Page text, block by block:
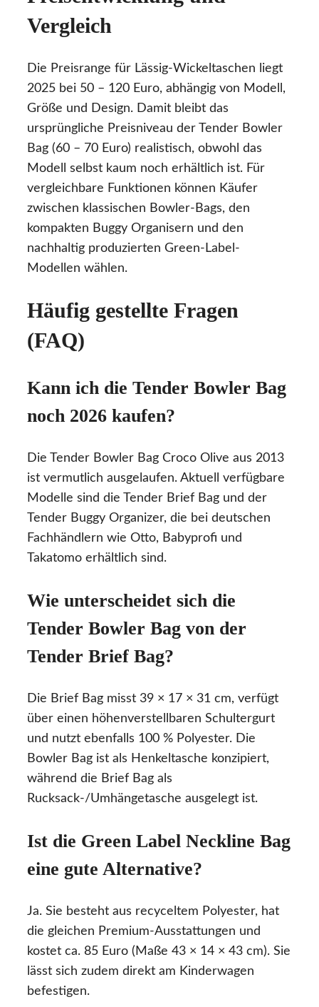
Vergleich
Die Preisrange für Lässig-Wickeltaschen liegt
2025 bei 50 – 120 Euro, abhängig von Modell,
Größe und Design. Damit bleibt das
ursprüngliche Preisniveau der Tender Bowler
Bag (60 – 70 Euro) realistisch, obwohl das
Modell selbst kaum noch erhältlich ist. Für
vergleichbare Funktionen können Käufer
zwischen klassischen Bowler-Bags, den
kompakten Buggy Organisern und den
nachhaltig produzierten Green-Label-
Modellen wählen.
Häufig gestellte Fragen
(FAQ)
Kann ich die Tender Bowler Bag
noch 2026 kaufen?
Die Tender Bowler Bag Croco Olive aus 2013
ist vermutlich ausgelaufen. Aktuell verfügbare
Modelle sind die Tender Brief Bag und der
Tender Buggy Organizer, die bei deutschen
Fachhändlern wie Otto, Babyprofi und
Takatomo erhältlich sind.
Wie unterscheidet sich die
Tender Bowler Bag von der
Tender Brief Bag?
Die Brief Bag misst 39 × 17 × 31 cm, verfügt
über einen höhenverstellbaren Schultergurt
und nutzt ebenfalls 100 % Polyester. Die
Bowler Bag ist als Henkeltasche konzipiert,
während die Brief Bag als
Rucksack-/Umhängetasche ausgelegt ist.
Ist die Green Label Neckline Bag
eine gute Alternative?
Ja. Sie besteht aus recyceltem Polyester, hat
die gleichen Premium-Ausstattungen und
kostet ca. 85 Euro (Maße 43 × 14 × 43 cm). Sie
lässt sich zudem direkt am Kinderwagen
befestigen.